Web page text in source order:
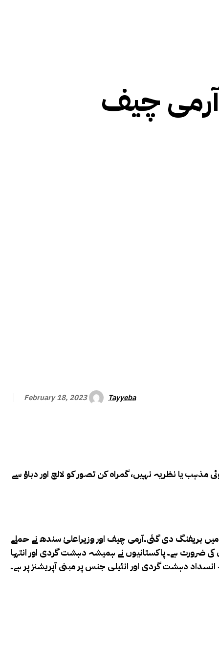
چیف
February 18, 2023 Tayyeba
یا نظریہ نہیں، گمراہ کن تصور کو لالچ اور دباؤ سے
بریفنگ دی گئی۔آرمی چیف اور وزیراعلیٰ سندھ نے حملے
ضرورت ہے۔ پاکستانیوں نے ہمیشہ دہشت گردی اور انتہا
دہشت گردی اور انٹیلی جنس پر مبنی آپریشنز پر ہے۔